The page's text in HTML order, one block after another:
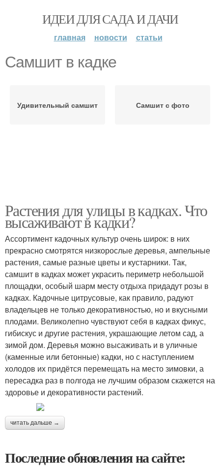
ИДЕИ ДЛЯ САДА И ДАЧИ
главная новости статьи
Самшит в кадке
Удивительный самшит Самшит с фото
Растения для улицы в кадках. Что
высаживают в кадки?
Ассортимент кадочных культур очень широк: в них
прекрасно смотрятся низкорослые деревья, ампельные
растения, самые разные цветы и кустарники. Так,
самшит в кадках может украсить периметр небольшой
площадки, особый шарм месту отдыха придадут розы в
кадках. Кадочные цитрусовые, как правило, радуют
владельцев не только декоративностью, но и вкусными
плодами. Великолепно чувствуют себя в кадках фикус,
гибискус и другие растения, украшающие летом сад, а
зимой дом. Деревья можно высаживать и в уличные
(каменные или бетонные) кадки, но с наступлением
холодов их придётся перемещать на место зимовки, а
пересадка раз в полгода не лучшим образом скажется на
здоровье и декоративности растений.
читать дальше →
Последние обновления на сайте: